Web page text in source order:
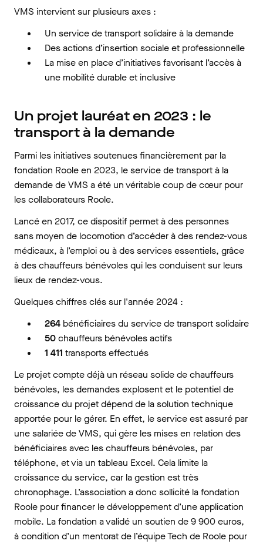
VMS intervient sur plusieurs axes :
Un service de transport solidaire à la demande
Des actions d’insertion sociale et professionnelle
La mise en place d’initiatives favorisant l’accès à
une mobilité durable et inclusive
Un projet lauréat en 2023 : le
transport à la demande
Parmi les initiatives soutenues financièrement par la
fondation Roole en 2023, le service de transport à la
demande de VMS a été un véritable coup de cœur pour
les collaborateurs Roole.
Lancé en 2017, ce dispositif permet à des personnes
sans moyen de locomotion d’accéder à des rendez-vous
médicaux, à l’emploi ou à des services essentiels, grâce
à des chauffeurs bénévoles qui les conduisent sur leurs
lieux de rendez-vous.
Quelques chiffres clés sur l'année 2024 :
264 bénéficiaires du service de transport solidaire
50chauffeurs bénévoles actifs
1 411 transports effectués
Le projet compte déjà un réseau solide de chauffeurs
bénévoles, les demandes explosent et le potentiel de
croissance du projet dépend de la solution technique
apportée pour le gérer. En effet, le service est assuré par
une salariée de VMS, qui gère les mises en relation des
bénéficiaires avec les chauffeurs bénévoles, par
téléphone, et via un tableau Excel. Cela limite la
croissance du service, car la gestion est très
chronophage. L’association a donc sollicité la fondation
Roole pour financer le développement d’une application
mobile. La fondation a validé un soutien de 9 900 euros,
à condition d’un mentorat de l’équipe Tech de Roole pour